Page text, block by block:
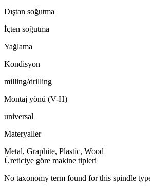
Dıştan soğutma
İçten soğutma
Yağlama
Kondisyon
milling/drilling
Montaj yönü (V-H)
universal
Materyaller
Metal, Graphite, Plastic, Wood
Üreticiye göre makine tipleri
No taxonomy term found for this spindle